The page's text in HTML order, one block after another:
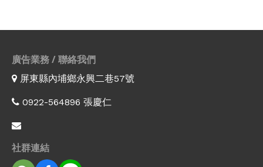
廣告業務 / 聯絡我們
屏東縣內埔鄉永興二巷57號
0922-564896 張慶仁
社群連結